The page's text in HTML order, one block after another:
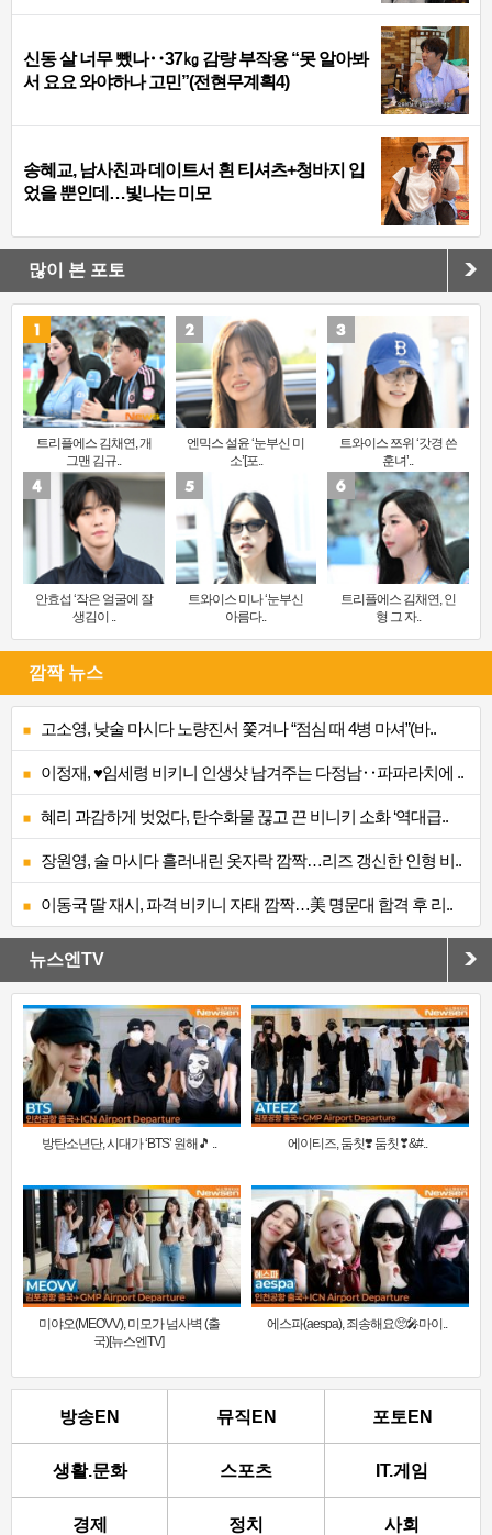
신동 살 너무 뺐나‥37㎏ 감량 부작용 “못 알아봐
서 요요 와야하나 고민”(전현무계획4)
송혜교, 남사친과 데이트서 흰 티셔츠+청바지 입
었을 뿐인데…빛나는 미모
많이 본 포토
트리플에스 김채연, 개
그맨 김규..
엔믹스 설윤 ‘눈부신 미
소’[포..
트와이스 쯔위 ‘갓경 쓴
훈녀’..
안효섭 ‘작은 얼굴에 잘
생김이 ..
트와이스 미나 ‘눈부신
아름다..
트리플에스 김채연, 인
형 그 자..
깜짝 뉴스
고소영, 낮술 마시다 노량진서 쫓겨나 “점심 때 4병 마셔”(바..
이정재, ♥임세령 비키니 인생샷 남겨주는 다정남‥파파라치에 ..
혜리 과감하게 벗었다, 탄수화물 끊고 끈 비니키 소화 ‘역대급..
장원영, 술 마시다 흘러내린 옷자락 깜짝…리즈 갱신한 인형 비..
이동국 딸 재시, 파격 비키니 자태 깜짝…美 명문대 합격 후 리..
뉴스엔TV
방탄소년단, 시대가 ‘BTS’ 원해🎵 .. 에이티즈, 둠칫❣️ 둠칫❣&#..
미야오(MEOVV), 미모가 넘사벽 (출
국)[뉴스엔TV]
에스파(aespa), 죄송해요🥺🎤마이..
방송EN 뮤직EN 포토EN
생활.문화 스포츠 IT.게임
경제 정치 사회